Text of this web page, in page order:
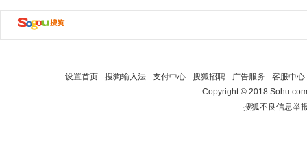
设置首页 - 搜狗输入法 - 支付中心 - 搜狐招聘 - 广告服务 - 客服中心
Copyright©2018
搜狐不良信息举